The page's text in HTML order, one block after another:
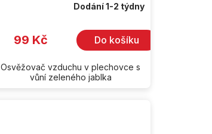
Dodání 1-2 týdny
99 Kč Do košíku
Osvěžovač vzduchu v plechovce s
vůní zeleného jablka